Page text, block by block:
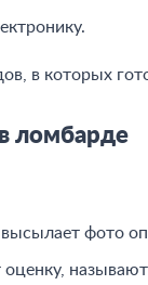
в которых
ломбарде
фото